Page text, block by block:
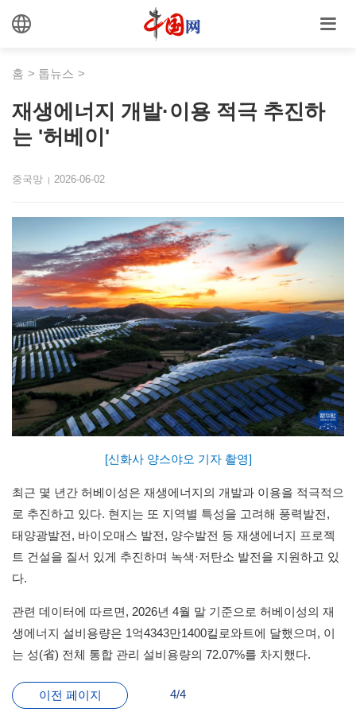
홈 > 톱뉴스 >
재생에너지 개발·이용 적극 추진하
는 '허베이'
중국망 | 2026-06-02
[신화사 양스야오 기자 촬영]
최근 몇 년간 허베이성은 재생에너지의 개발과 이용을 적극적으
로 추진하고 있다. 현지는 또 지역별 특성을 고려해 풍력발전,
태양광발전, 바이오매스 발전, 양수발전 등 재생에너지 프로젝
트 건설을 질서 있게 추진하며 녹색·저탄소 발전을 지원하고 있
다.
관련 데이터에 따르면, 2026년 4월 말 기준으로 허베이성의 재
생에너지 설비용량은 1억4343만1400킬로와트에 달했으며, 이
는 성(省) 전체 통합 관리 설비용량의 72.07%를 차지했다.
이전 페이지 4/4